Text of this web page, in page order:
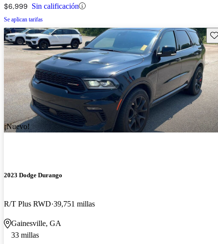
$6,999 Sin calificación
Se aplican tarifas
¡Nuevo!
2023 Dodge Durango
R/T Plus RWD 39,751 millas
Gainesville, GA
33 millas